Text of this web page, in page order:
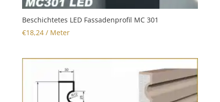
Beschichtetes LED Fassadenprofil MC 301
€18,24/ Meter